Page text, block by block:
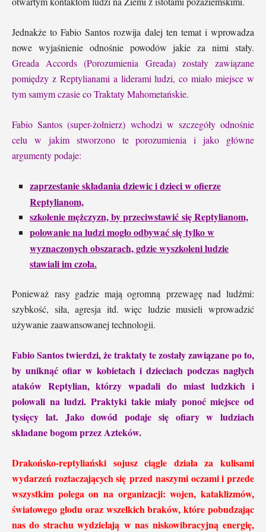
Jednakże to Fabio Santos rozwija dalej ten temat i wprowadza
nowe wyjaśnienie odnośnie powodów jakie za nimi stały.
Greada Accords (Porozumienia Greada) zostały zawiązane
pomiędzy z Reptylianami a liderami ludzi, co miało miejsce w
tym samym czasie co Traktaty Mahometańskie.
Fabio Santos (super-żołnierz) wchodzi w szczegóły odnośnie
celu w jakim stworzono te porozumienia i jako główne
argumenty podaje:
zaprzestanie składania dziewic i dzieci w ofierze
Reptylianom,
szkolenie mężczyzn, by przeciwstawić się Reptylianom,
polowanie na ludzi mogło odbywać się tylko w
wyznaczonych obszarach, gdzie wyszkoleni ludzie
stawiali im czoła.
Ponieważ rasy gadzie mają ogromną przewagę nad ludźmi:
szybkość, siła, agresja itd. więc ludzie musieli wprowadzić
używanie zaawansowanej technologii.
Fabio Santos twierdzi, że traktaty te zostały zawiązane po to,
by uniknąć ofiar w kobietach i dzieciach podczas nagłych
ataków Reptylian, którzy wpadali do miast ludzkich i
polowali na ludzi. Praktyki takie miały ponoć miejsce od
tysięcy lat. Jako dowód podaje się ofiary w ludziach
składane bogom przez Azteków.
Drakońsko-reptyliański sojusz ciągle działa za kulisami
wydarzeń roztaczających się przed naszymi oczami i przede
wszystkim polega on na organizacji: wojen, kataklizmów,
światowego głodu oraz wszelkich braków, które pobudzając
nas do strachu wydzielają w nas niskowibracyjną energię,